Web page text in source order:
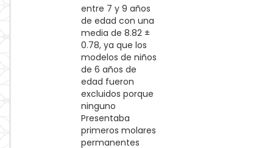
entre 7 y 9 años
de edad con una
media de 8.82 ±
0.78, ya que los
modelos de niños
de 6 años de
edad fueron
excluidos porque
ninguno
Presentaba
primeros molares
permanentes